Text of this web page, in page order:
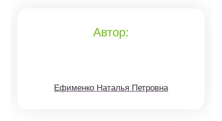
Автор:
Ефименко Наталья Петровна